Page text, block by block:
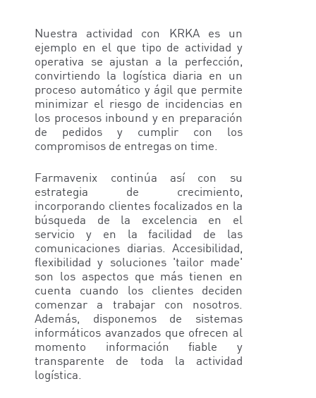
Nuestra actividad con KRKA es un
ejemplo en el que tipo de actividad y
operativa se ajustan a la perfección,
convirtiendo la logística diaria en un
proceso automático y ágil que permite
minimizar el riesgo de incidencias en
los procesos inbound y en preparación
de pedidos y cumplir con los
compromisos de entregas on time.
Farmavenix continúa así con su
estrategia de crecimiento,
incorporando clientes focalizados en la
búsqueda de la excelencia en el
servicio y en la facilidad de las
comunicaciones diarias. Accesibilidad,
flexibilidad y soluciones 'tailor made'
son los aspectos que más tienen en
cuenta cuando los clientes deciden
comenzar a trabajar con nosotros.
Además, disponemos de sistemas
informáticos avanzados que ofrecen al
momento información fiable y
transparente de toda la actividad
logística.